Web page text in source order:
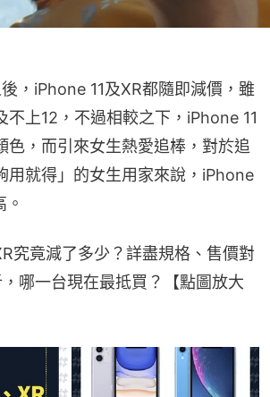
，iPhone 11及XR都隨即減價，雖
不上12，不過相較之下，iPhone 11
色，而引來女生熱愛追棒，對於追
用就得」的女生用家來說，iPhone
究竟減了多少？詳盡規格、售價對
哪一台現在最抵買？【點圖放大